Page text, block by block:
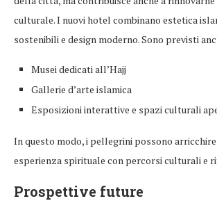
culturale. I nuovi hotel combinano estetica
sostenibili e design moderno. Sono previsti
Musei dedicati all’Hajj
Gallerie d’arte islamica
Esposizioni interattive e spazi culturali
In questo modo, i pellegrini possono
esperienza spirituale con percorsi culturali e
Prospettive future